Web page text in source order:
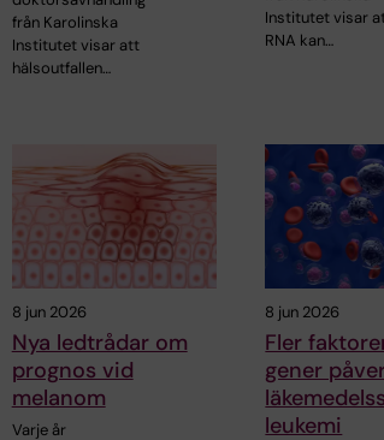
från Karolinska
Institutet visar att
hälsoutfallen…
Institutet visar
RNA kan…
8 jun 2026
Nya ledtrådar om
prognos vid
melanom
Varje år
8 jun 2026
Fler
gener
leukemi